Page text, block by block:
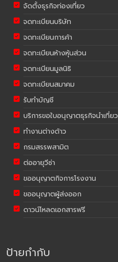
จัดตั้งธุรกิจท่องเที่ยว
จดทะเบียนบริษัท
จดทะเบียนการค้า
จดทะเบียนห้างหุ้นส่วน
จดทะเบียนมูลนิธิ
จดทะเบียนสมาคม
รับทำบัญชี
บริการขอใบอนุญาตธุรกิจนำเที่ยว
ทำงานต่างด้าว
กรมสรรพสามิต
ต่ออายุวีซ่า
ขออนุญาตกิจการโรงงาน
ขออนุญาตผู้ส่งออก
ดาวน์โหลดเอกสารฟรี
ป้ายกำกับ